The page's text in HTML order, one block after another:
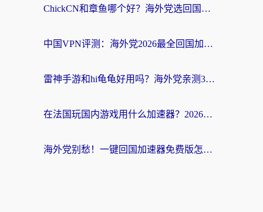
ChickCN和章鱼哪个好？海外党选回国加速器的3个关键维度 + 实用避坑指南
中国VPN评测：海外党2026最全回国加速器选择指南，告别地区限制不踩坑
雷神手游和hi龟龟好用吗？海外党亲测3款回国加速器，教你选对国外到国内加速器
在法国玩国内游戏用什么加速器？2026实测解决延迟卡顿的实用指南
海外党别愁！一键回国加速器免费版怎么选？从踩坑到流畅访问的全攻略